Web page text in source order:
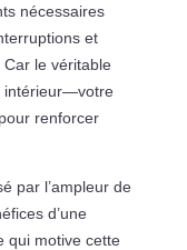
nécessaires
et
le véritable
intérieur—votre
renforcer
par l’ampleur de
d’une
qui motive cette